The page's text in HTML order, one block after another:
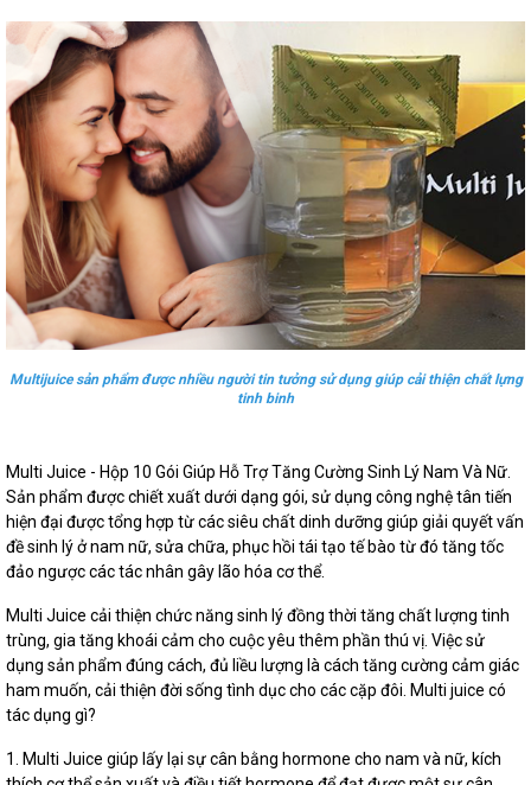
Multijuice sản phẩm được nhiều người tin tưởng sử dụng giúp cải thiện chất lựng
tinh binh
Multi Juice - Hộp 10 Gói Giúp Hỗ Trợ Tăng Cường Sinh Lý Nam Và Nữ.
Sản phẩm được chiết xuất dưới dạng gói, sử dụng công nghệ tân tiến
hiện đại được tổng hợp từ các siêu chất dinh dưỡng giúp giải quyết vấn
đề sinh lý ở nam nữ, sửa chữa, phục hồi tái tạo tế bào từ đó tăng tốc
đảo ngược các tác nhân gây lão hóa cơ thể.
Multi Juice cải thiện chức năng sinh lý đồng thời tăng chất lượng tinh
trùng, gia tăng khoái cảm cho cuộc yêu thêm phần thú vị. Việc sử
dụng sản phẩm đúng cách, đủ liều lượng là cách tăng cường cảm giác
ham muốn, cải thiện đời sống tình dục cho các cặp đôi. Multi juice có
tác dụng gì?
1. Multi Juice giúp lấy lại sự cân bằng hormone cho nam và nữ, kích